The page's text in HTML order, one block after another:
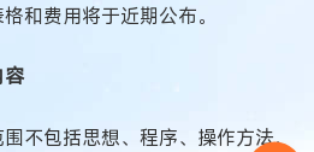
和费用将于近期公布。
容
不包括思想、程序、操作方法、